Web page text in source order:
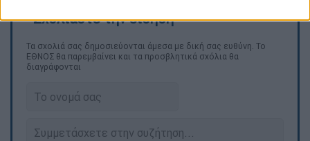
Τα σχολιά σας δημοσιεύονται άμεσα με δική σας ευθύνη. Το
ΕΘΝΟΣ θα παρεμβαίνει και τα προσβλητικά σχόλια θα
διαγράφονται